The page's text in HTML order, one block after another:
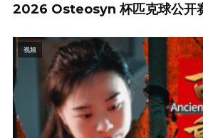
2026 Osteosyn 杯匹克球公开
视频